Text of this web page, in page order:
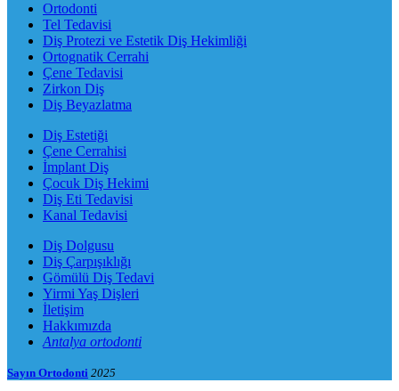
Ortodonti
Tel Tedavisi
Diş Protezi ve Estetik Diş Hekimliği
Ortognatik Cerrahi
Çene Tedavisi
Zirkon Diş
Diş Beyazlatma
Diş Estetiği
Çene Cerrahisi
İmplant Diş
Çocuk Diş Hekimi
Diş Eti Tedavisi
Kanal Tedavisi
Diş Dolgusu
Diş Çarpışıklığı
Gömülü Diş Tedavi
Yirmi Yaş Dişleri
İletişim
Hakkımızda
Antalya ortodonti
Sayın Ortodonti 2025